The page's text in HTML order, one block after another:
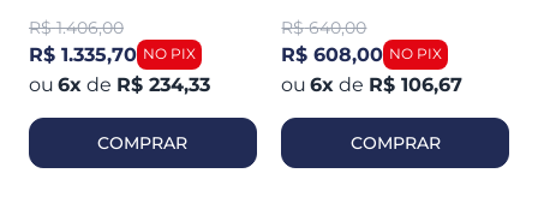
Traseiro ou Lateral (O
PAR)
R$ 1.406,00
R$ 1.335,70
6x de R$ 234,33
COMPRAR
Vermelha Traseiro
R$ 640,00
R$ 608,00
6x de R$ 106,67
COMPRAR